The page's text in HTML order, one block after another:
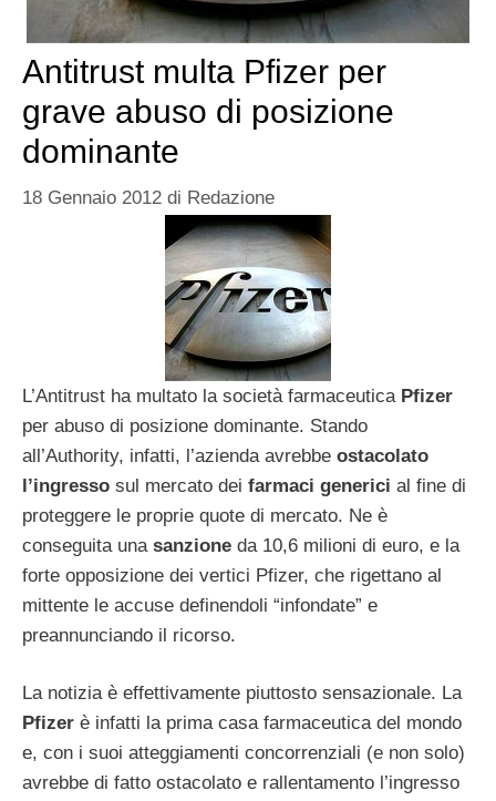
Antitrust multa Pfizer per
grave abuso di posizione
dominante
18 Gennaio 2012 di Redazione
L’Antitrust ha multato la società farmaceutica Pfizer
per abuso di posizione dominante. Stando
all’Authority, infatti, l’azienda avrebbe ostacolato
l’ingresso sul mercato dei farmaci generici al fine di
proteggere le proprie quote di mercato. Ne è
conseguita una sanzione da 10,6 milioni di euro, e la
forte opposizione dei vertici Pfizer, che rigettano al
mittente le accuse definendoli “infondate” e
preannunciando il ricorso.
La notizia è effettivamente piuttosto sensazionale. La
Pfizer è infatti la prima casa farmaceutica del mondo
e, con i suoi atteggiamenti concorrenziali (e non solo)
avrebbe di fatto ostacolato e rallentamento l’ingresso